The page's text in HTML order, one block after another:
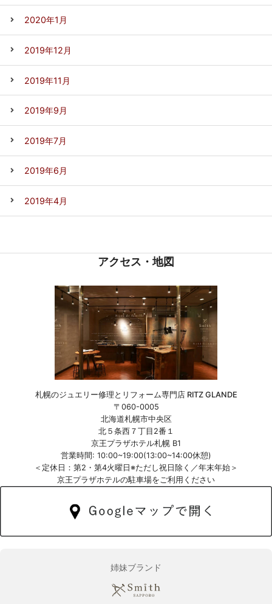
2020年1月
2019年12月
2019年11月
2019年9月
2019年7月
2019年6月
2019年4月
アクセス・地図
札幌のジュエリー修理とリフォーム専門店 RITZ GLANDE
〒060-0005
北海道札幌市中央区
北５条西７丁目2番１
京王プラザホテル札幌 B1
営業時間: 10:00~19:00(13:00~14:00休憩)
＜定休日：第2・第4火曜日※ただし祝日除く／年末年始＞
京王プラザホテルの駐車場をご利用ください
姉妹ブランド